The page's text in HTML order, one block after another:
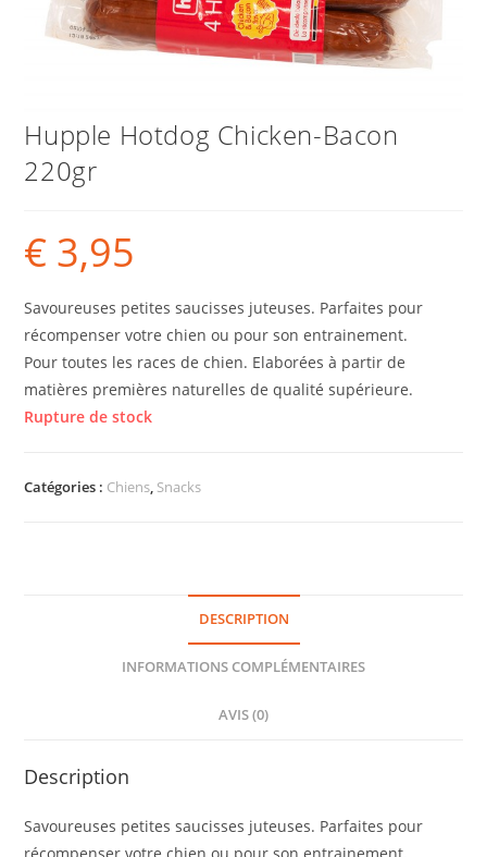
Hupple Hotdog Chicken-Bacon
220gr
€ 3,95
Savoureuses petites saucisses juteuses. Parfaites pour
récompenser votre chien ou pour son entrainement.
Pour toutes les races de chien. Elaborées à partir de
matières premières naturelles de qualité supérieure.
Rupture de stock
Catégories : Chiens, Snacks
DESCRIPTION
INFORMATIONS COMPLÉMENTAIRES
AVIS (0)
Description
Savoureuses petites saucisses juteuses. Parfaites pour